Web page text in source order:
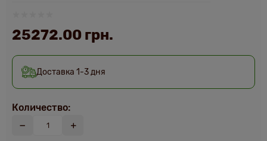
Доставка 1-3 дня
25272.00 грн.
Количество: